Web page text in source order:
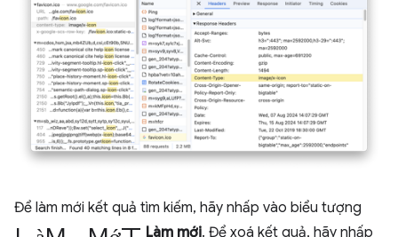
Để làm mới kết quả tìm kiếm, hãy nhấp vào biểu tượng
Làm mới. Để xoá kết quả, hãy nhấp